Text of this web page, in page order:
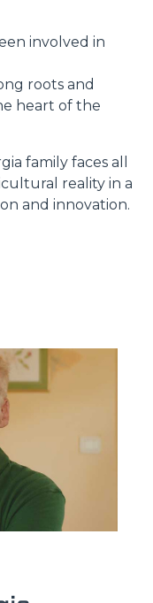
involved in
roots and
heart of the
family faces all
reality in a
and innovation.